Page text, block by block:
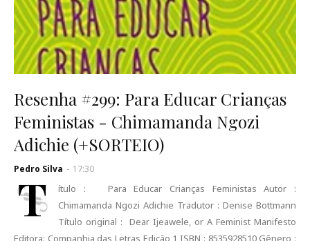
Resenha #299: Para Educar Crianças
Feministas - Chimamanda Ngozi
Adichie (+SORTEIO)
Pedro Silva - 17:30
T
ítulo : Para Educar Crianças Feministas Autor :
Chimamanda Ngozi Adichie Tradutor : Denise Bottmann
Título original : Dear Ijeawele, or A Feminist Manifesto
Editora: Companhia das Letras Edição 1 ISBN : 8535928510 Gênero :